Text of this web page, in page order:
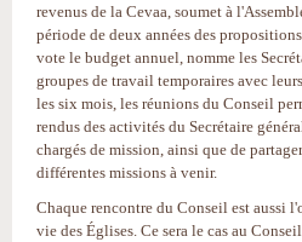
revenus de la Cevaa, soumet à
période de deux années des
vote le budget annuel, nomme les
groupes de travail temporaires avec
les six mois, les réunions du Conseil
rendus des activités du Secrétaire
chargés de mission, ainsi que de
différentes missions à venir.
Chaque rencontre du Conseil est aussi
vie des Églises. Ce sera le cas au